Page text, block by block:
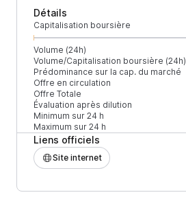
Détails
Capitalisation boursière
Volume (24h)
Volume/Capitalisation boursière (24h)
Prédominance sur la cap. du marché
Offre en circulation
Offre Totale
Évaluation après dilution
Minimum sur 24 h
Maximum sur 24 h
Liens officiels
Site internet